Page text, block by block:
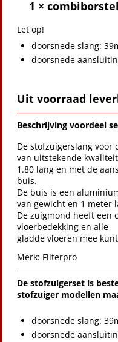
1 × combiborstel
Let op!
doorsnede slang:
doorsnede
Uit voorraad
Beschrijving voordeel
De stofzuigerslang voor
van uitstekende
1.80 lang en met de
buis.
De buis is een
van gewicht en 1 meter
De zuigmond heeft een
vloerbedekking en alle
gladde vloeren mee
Merk: Filterpro
De stofzuigerset is
stofzuiger modellen
doorsnede slang:
doorsnede